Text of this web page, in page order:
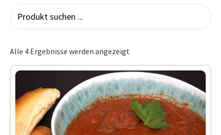
Alle 4 Ergebnisse werden angezeigt